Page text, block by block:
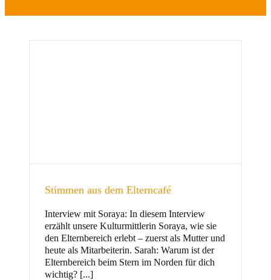
Zentrum für
und Familie
Stimmen aus dem Elterncafé
Interview mit Soraya: In diesem Interview
erzählt unsere Kulturmittlerin Soraya, wie sie
den Elternbereich erlebt – zuerst als Mutter und
heute als Mitarbeiterin. Sarah: Warum ist der
Elternbereich beim Stern im Norden für dich
wichtig? [...]